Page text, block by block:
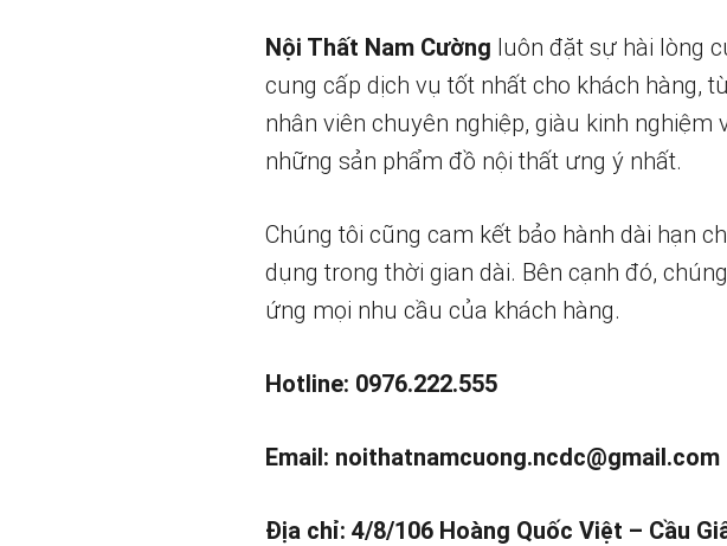
Nội Thất Nam Cường luôn đặt sự hài lòng
cung cấp dịch vụ tốt nhất cho khách hàng,
nhân viên chuyên nghiệp, giàu kinh
những sản phẩm đồ nội thất ưng ý nhất.
Chúng tôi cũng cam kết bảo hành dài hạn
dụng trong thời gian dài. Bên cạnh đó,
ứng mọi nhu cầu của khách hàng.
Hotline: 0976.222.555
Email: noithatnamcuong.ncdc@gmail.com
Địa chỉ: 4/8/106 Hoàng Quốc Việt – Cầu